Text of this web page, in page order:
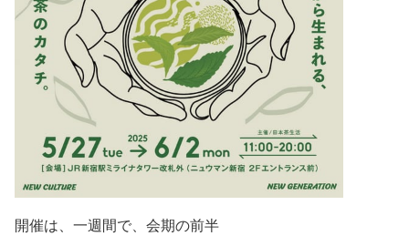
開催は、一週間で、会期の前半